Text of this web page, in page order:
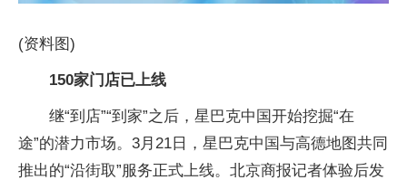
(资料图)
150家门店已上线
继“到店”“到家”之后，星巴克中国开始挖掘“在
途”的潜力市场。3月21日，星巴克中国与高德地图共同
推出的“沿街取”服务正式上线。北京商报记者体验后发